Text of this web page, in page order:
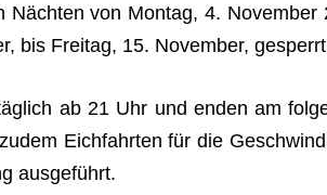
von Mon­tag, 4. Novem­ber
bis Frei­tag, 15. Novem­ber,
ab 21 Uhr und enden am
Eich­fahr­ten für die
ausgeführt.